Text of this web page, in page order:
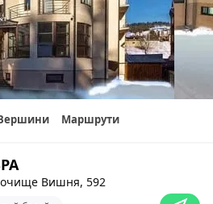
Маршрути
Вишня, 592